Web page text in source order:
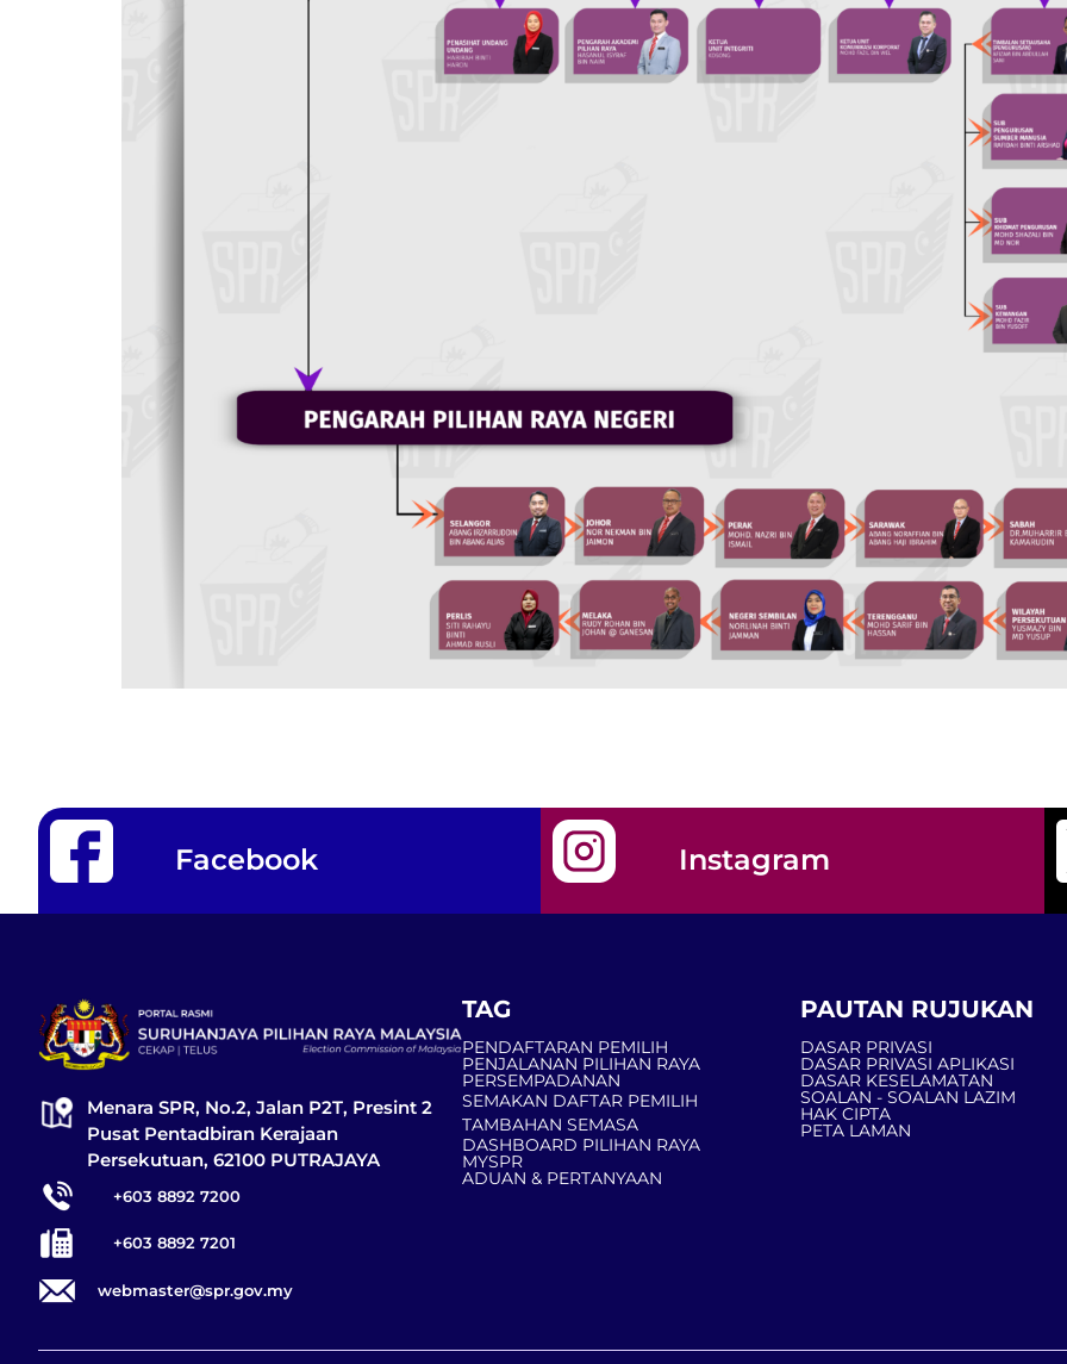
Facebook Instagram
Menara SPR, No.2, Jalan P2T, Presint 2
Pusat Pentadbiran Kerajaan
Persekutuan, 62100 PUTRAJAYA
+603 8892 7200
+603 8892 7201
webmaster@spr.gov.my
TAG
PENDAFTARAN PEMILIH
PENJALANAN PILIHAN RAYA
PERSEMPADANAN
SEMAKAN DAFTAR PEMILIH
TAMBAHAN SEMASA
DASHBOARD PILIHAN RAYA
MYSPR
ADUAN & PERTANYAAN
PAUTAN RUJUKAN
DASAR PRIVASI
DASAR PRIVASI APLIKASI
DASAR KESELAMATAN
SOALAN - SOALAN LAZIM
HAK CIPTA
PETA LAMAN